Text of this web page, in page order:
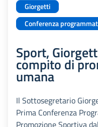
Giorgetti
Conferenza
Sport,
compito di
umana
Il Sottosegretario
Prima Conferenza
Promozione Sportiva